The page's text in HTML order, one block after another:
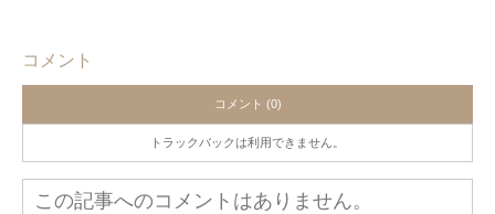
コメント
コメント (0)
トラックバックは利用できません。
この記事へのコメントはありません。